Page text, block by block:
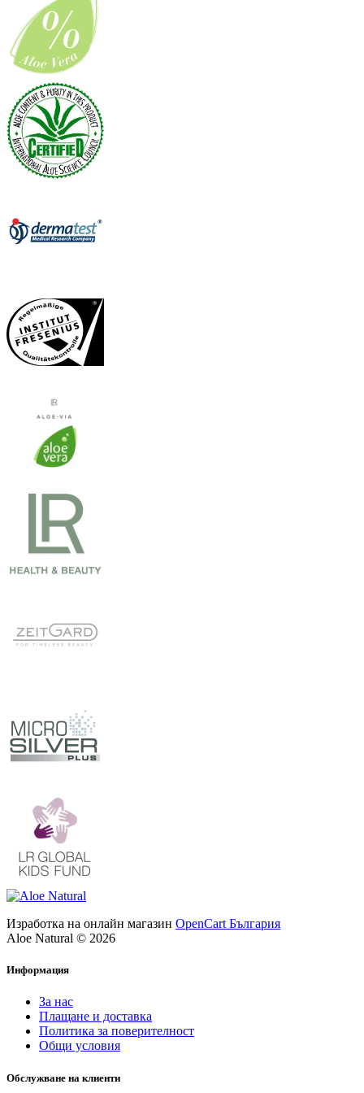
Изработка на онлайн магазин OpenCart България
Aloe Natural © 2026
Информация
За нас
Плащане и доставка
Политика за поверителност
Общи условия
Обслужване на клиенти